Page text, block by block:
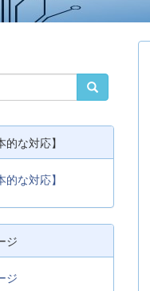
的な対応】
的な対応】
ジ
ジ